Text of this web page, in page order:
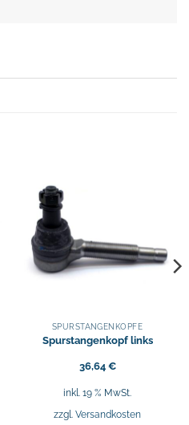
SPURSTANGENKÖPFE
Spurstangenkopf links
36,64 €
inkl. 19 % MwSt.
zzgl. Versandkosten